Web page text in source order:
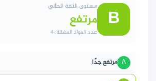
B مستوى الثقة الحالي
مرتفع
عدد المواد المضللة: 4
A مرتفع جدًا